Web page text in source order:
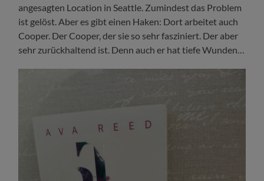
angesagten Location in Seattle. Zumindest das Problem
ist gelöst. Aber es gibt einen Haken: Dort arbeitet auch
Cooper. Der Cooper, der sie so sehr fasziniert. Der aber
sehr zurückhaltend ist. Denn auch er hat tiefe Wunden…